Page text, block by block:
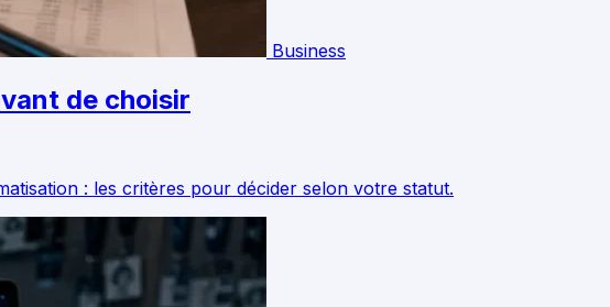
Business
de choisir
: les critères pour décider selon votre statut.